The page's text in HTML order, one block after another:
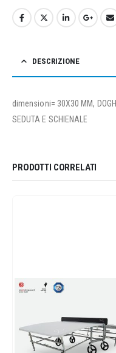
DESCRIZIONE
dimensioni= 30X30 MM,
SEDUTA E SCHIENALE
PRODOTTI CORRELATI